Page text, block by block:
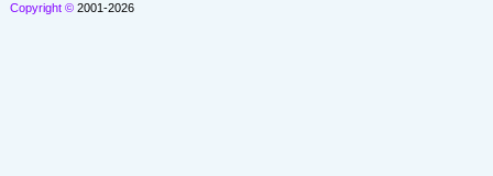
Copyright © 2001-2026